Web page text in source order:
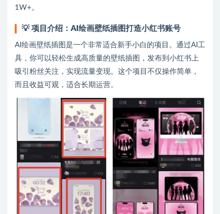
1W+。
💡项目介绍：AI绘画壁纸插图打造小红书账号
AI绘画壁纸插图是一个非常适合新手小白的项目。通过AI工
具，你可以轻松生成高质量的壁纸插图，发布到小红书上
吸引粉丝关注，实现流量变现。这个项目不仅操作简单，
而且收益可观，适合长期运营。